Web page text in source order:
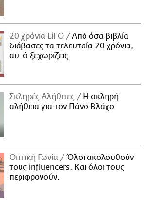
20 χρόνια LiFO
Από όσα βιβλία
διάβασες τα τελευταία 20 χρόνια,
αυτό ξεχωρίζεις
Σκληρές Αλήθειες
H σκληρή
αλήθεια για τον Πάνο Βλάχο
Οπτική Γωνία
Όλοι ακολουθούν
τους influencers. Και όλοι τους
περιφρονούν.